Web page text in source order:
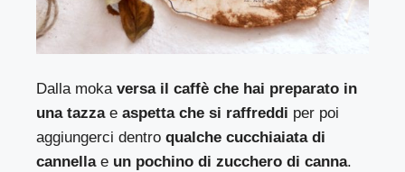
Dalla mokaversa il caffè che hai preparato in
una tazzaeaspetta che si raffreddi per poi
aggiungerci dentroqualche cucchiaiata di
cannellae un pochino di zucchero di canna.